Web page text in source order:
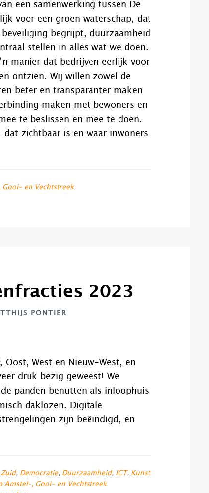
een samenwerking tussen De
voor een groen waterschap, dat
begrijpt, duurzaamheid
stellen in alles wat we doen.
manier dat bedrijven eerlijk voor
ontzien. Wij willen zowel de
beter en transparanter maken
maken met bewoners en
te beslissen en mee te doen.
dat zichtbaar is en waar inwoners
Gooi- en Vechtstreek
2023
PONTIER
Oost, West en Nieuw-West, en
druk bezig geweest! We
panden benutten als inloophuis
daklozen. Digitale
zijn beëindigd, en
, Democratie, Duurzaamheid, ICT, Kunst
Amstel-, Gooi- en Vechtstreek